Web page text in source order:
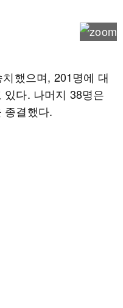
했으며, 201명에 대
다. 나머지 38명은
종결했다.